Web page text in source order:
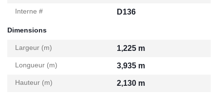
Interne # D136
Dimensions
Largeur (m) 1,225 m
Longueur (m) 3,935 m
Hauteur (m) 2,130 m